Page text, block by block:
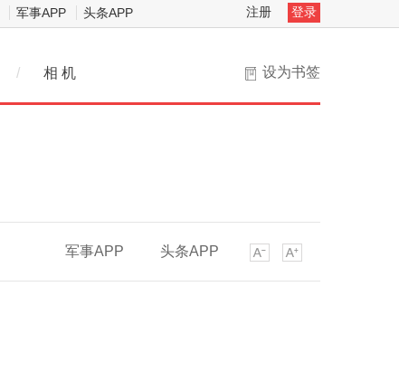
军事APP 头条APP 注册 登录
设为书签
/ 相 机
军事APP 头条APP